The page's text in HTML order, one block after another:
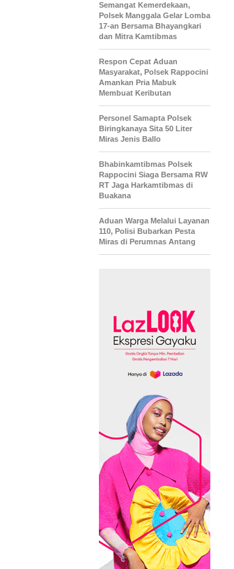
Semangat Kemerdekaan,
Polsek Manggala Gelar Lomba
17-an Bersama Bhayangkari
dan Mitra Kamtibmas
Respon Cepat Aduan
Masyarakat, Polsek Rappocini
Amankan Pria Mabuk
Membuat Keributan
Personel Samapta Polsek
Biringkanaya Sita 50 Liter
Miras Jenis Ballo
Bhabinkamtibmas Polsek
Rappocini Siaga Bersama RW
RT Jaga Harkamtibmas di
Buakana
Aduan Warga Melalui Layanan
110, Polisi Bubarkan Pesta
Miras di Perumnas Antang